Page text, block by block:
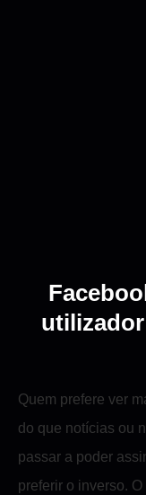
Quem prefere ver
do que notícias ou
passar a poder
preferir o inverso. O